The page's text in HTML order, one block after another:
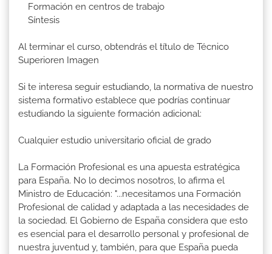
Formación en centros de trabajo
Síntesis
Al terminar el curso, obtendrás el título de Técnico
Superioren Imagen
Si te interesa seguir estudiando, la normativa de nuestro
sistema formativo establece que podrías continuar
estudiando la siguiente formación adicional:
Cualquier estudio universitario oficial de grado
La Formación Profesional es una apuesta estratégica
para España. No lo decimos nosotros, lo afirma el
Ministro de Educación: "...necesitamos una Formación
Profesional de calidad y adaptada a las necesidades de
la sociedad. El Gobierno de España considera que esto
es esencial para el desarrollo personal y profesional de
nuestra juventud y, también, para que España pueda